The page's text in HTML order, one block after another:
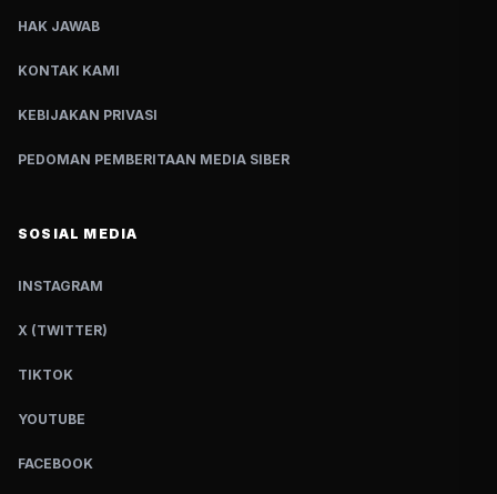
HAK JAWAB
KONTAK KAMI
KEBIJAKAN PRIVASI
PEDOMAN PEMBERITAAN MEDIA SIBER
SOSIAL MEDIA
INSTAGRAM
X (TWITTER)
TIKTOK
YOUTUBE
FACEBOOK